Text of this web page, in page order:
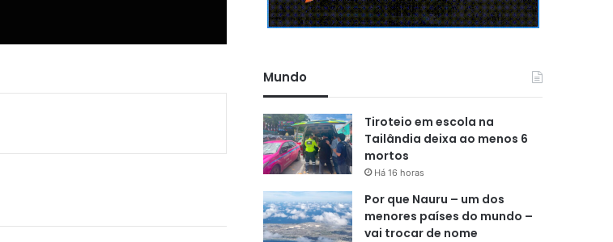
Mundo
Tiroteio em escola na
Tailândia deixa ao menos 6
mortos
Há 16 horas
Por que Nauru – um dos
menores países do mundo –
vai trocar de nome